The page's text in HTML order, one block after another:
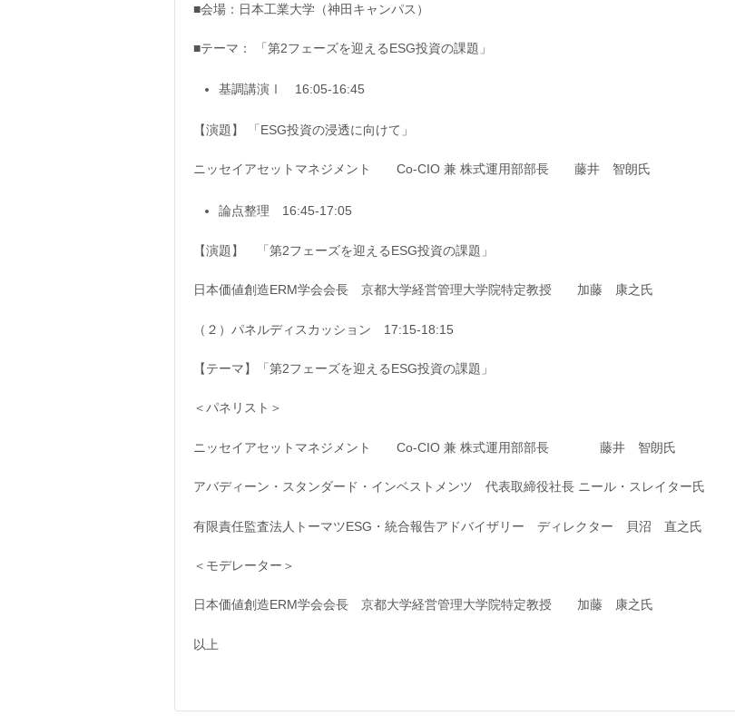
■会場：日本工業大学（神田キャンパス）
■テーマ： 「第2フェーズを迎えるESG投資の課題」
基調講演Ⅰ 16:05-16:45
【演題】 「ESG投資の浸透に向けて」
ニッセイアセットマネジメント Co-CIO 兼 株式運用部部長 藤井 智朗氏
論点整理 16:45-17:05
【演題】 「第2フェーズを迎えるESG投資の課題」
日本価値創造ERM学会会長 京都大学経営管理大学院特定教授 加藤 康之氏
（２）パネルディスカッション 17:15-18:15
【テーマ】「第2フェーズを迎えるESG投資の課題」
＜パネリスト＞
ニッセイアセットマネジメント Co-CIO 兼 株式運用部部長 藤井 智朗氏
アバディーン・スタンダード・インベストメンツ 代表取締役社長 ニール・スレイター氏
有限責任監査法人トーマツESG・統合報告アドバイザリー ディレクター 貝沼 直之氏
＜モデレーター＞
日本価値創造ERM学会会長 京都大学経営管理大学院特定教授 加藤 康之氏
以上